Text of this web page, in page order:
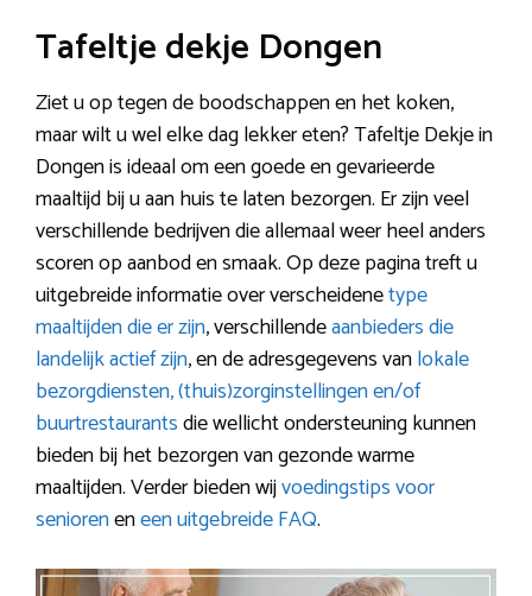
Tafeltje dekje Dongen
Ziet u op tegen de boodschappen en het koken,
maar wilt u wel elke dag lekker eten? Tafeltje Dekje in
Dongen is ideaal om een goede en gevarieerde
maaltijd bij u aan huis te laten bezorgen. Er zijn veel
verschillende bedrijven die allemaal weer heel anders
scoren op aanbod en smaak. Op deze pagina treft u
uitgebreide informatie over verscheidenetype
maaltijden die er zijn, verschillendeaanbieders die
landelijk actief zijn, en de adresgegevens vanlokale
bezorgdiensten, (thuis)zorginstellingen en/of
buurtrestaurantsdie wellicht ondersteuning kunnen
bieden bij het bezorgen van gezonde warme
maaltijden. Verder bieden wijvoedingstips voor
senioreneneen uitgebreide FAQ.